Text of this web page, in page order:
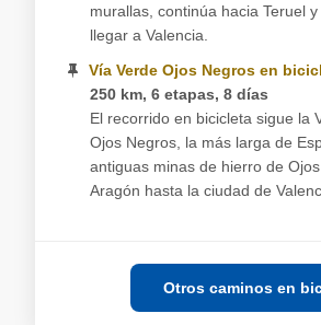
murallas, continúa hacia Teruel
llegar a Valencia.
Vía Verde Ojos Negros en
250 km, 6 etapas, 8 días
El recorrido en bicicleta sigue la
Ojos Negros, la más larga de
antiguas minas de hierro de
Aragón hasta la ciudad de
Otros caminos en